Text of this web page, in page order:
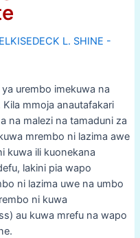
urembo imekuwa na
mmoja anautafakari
na malezi na tamaduni za
mrembo ni lazima awe
kuwa ili kuonekana
lakini pia wapo
ni lazima uwe na umbo
ni kuwa
au kuwa mrefu na wapo